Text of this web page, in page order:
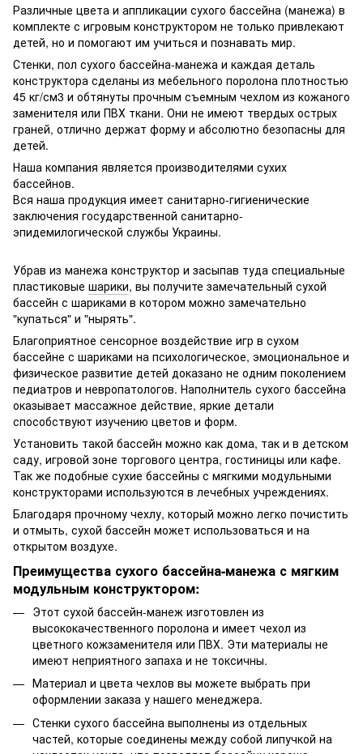
Различные цвета и аппликации сухого бассейна (манежа) в
комплекте с игровым конструктором не только привлекают
детей, но и помогают им учиться и познавать мир.
Стенки, пол сухого бассейна-манежа и каждая деталь
конструктора сделаны из мебельного поролона плотностью
45 кг/см3 и обтянуты прочным съемным чехлом из кожаного
заменителя или ПВХ ткани. Они не имеют твердых острых
граней, отлично держат форму и абсолютно безопасны для
детей.
Наша компания является производителями сухих
бассейнов.
Вся наша продукция имеет санитарно-гигиенические
заключения государственной санитарно-
эпидемилогической службы Украины.
Убрав из манежа конструктор и засыпав туда специальные
пластиковые шарики, вы получите замечательный сухой
бассейн с шариками в котором можно замечательно
"купаться" и "нырять".
Благоприятное сенсорное воздействие игр в сухом
бассейне с шариками на психологическое, эмоциональное и
физическое развитие детей доказано не одним поколением
педиатров и невропатологов. Наполнитель сухого бассейна
оказывает массажное действие, яркие детали
способствуют изучению цветов и форм.
Установить такой бассейн можно как дома, так и в детском
саду, игровой зоне торгового центра, гостиницы или кафе.
Так же подобные сухие бассейны с мягкими модульными
конструкторами используются в лечебных учреждениях.
Благодаря прочному чехлу, который можно легко почистить
и отмыть, сухой бассейн может использоваться и на
открытом воздухе.
Преимущества сухого бассейна-манежа с мягким
модульным конструктором:
Этот сухой бассейн-манеж изготовлен из
высококачественного поролона и имеет чехол из
цветного кожзаменителя или ПВХ. Эти материалы не
имеют неприятного запаха и не токсичны.
Материал и цвета чехлов вы можете выбрать при
оформлении заказа у нашего менеджера.
Стенки сухого бассейна выполнены из отдельных
частей, которые соединены между собой липучкой на